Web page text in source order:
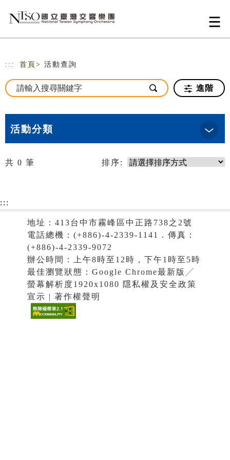
::: 首頁 > 活動查詢
進階
活動分類
共 0 筆 排序:
:::
地址：413台中市霧峰區中正路738之2號
電話總機：(+886)-4-2339-1141．傳真：
(+886)-4-2339-9072
辦公時間：上午8時至12時，下午1時至5時
最佳瀏覽狀態：Google Chrome最新版╱
螢幕解析度1920x1080 隱私權及安全政策
宣示 | 著作權聲明